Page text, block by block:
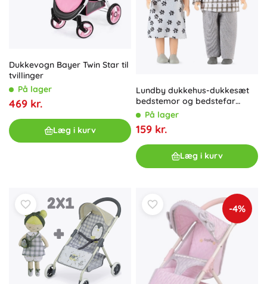
Dukkevogn Bayer Twin Star til
tvillinger
På lager
469 kr.
Læg i kurv
Lundby dukkehus-dukke­sæt
bedstemor og bedstefar
Jamie
På lager
159 kr.
Læg i kurv
-4%